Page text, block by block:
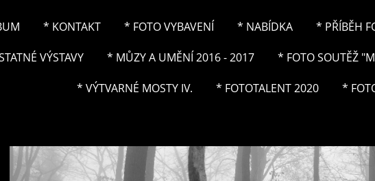
* KONTAKT * FOTO VYBAVENÍ * NABÍDKA * PŘÍBĚH
VÝSTAVY * MŮZY A UMĚNÍ 2016 - 2017 * FOTO SOUTĚŽ
* VÝTVARNÉ MOSTY IV. * FOTOTALENT 2020 *